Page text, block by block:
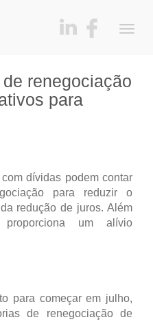
renegociação
para
dívidas podem contar
para reduzir o
redução de juros. Além
um alívio
para começar em julho,
de renegociação de